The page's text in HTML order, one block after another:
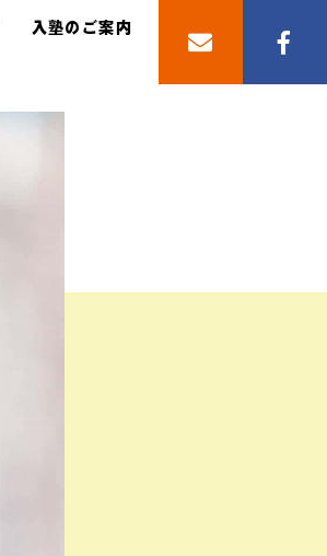
入塾のご案内